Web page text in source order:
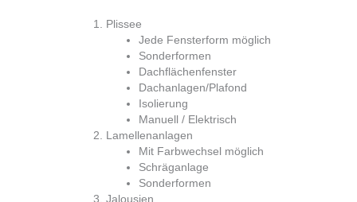
Plissee
Jede Fensterform möglich
Sonderformen
Dachflächenfenster
Dachanlagen/Plafond
Isolierung
Manuell / Elektrisch
Lamellenanlagen
Mit Farbwechsel möglich
Schräganlage
Sonderformen
Jalousien